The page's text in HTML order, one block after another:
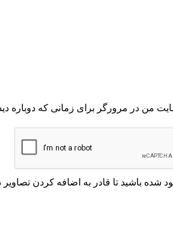
من در مرورگر برای زمانی که دوباره
شده باشید تا قادر به اضافه کردن